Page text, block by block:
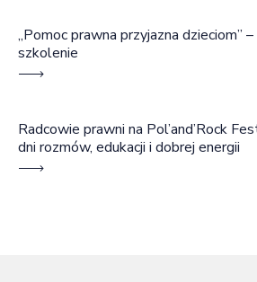
„Pomoc prawna przyjazna dzieciom”
szkolenie
Radcowie prawni na Pol’and’Rock
dni rozmów, edukacji i dobrej energii